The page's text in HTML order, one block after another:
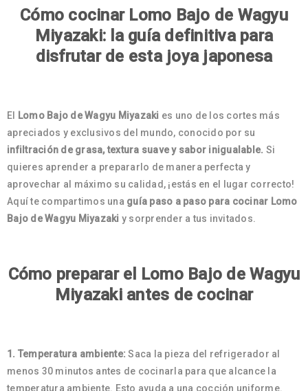
Cómo cocinar Lomo Bajo de Wagyu
Miyazaki: la guía definitiva para
disfrutar de esta joya japonesa
El Lomo Bajo de Wagyu Miyazaki es uno de los cortes más
apreciados y exclusivos del mundo, conocido por su
infiltración de grasa, textura suave y sabor inigualable. Si
quieres aprender a prepararlo de manera perfecta y
aprovechar al máximo su calidad, ¡estás en el lugar correcto!
Aquí te compartimos una guía paso a paso para cocinar Lomo
Bajo de Wagyu Miyazaki y sorprender a tus invitados.
Cómo preparar el Lomo Bajo de Wagyu
Miyazaki antes de cocinar
1. Temperatura ambiente: Saca la pieza del refrigerador al
menos 30 minutos antes de cocinarla para que alcance la
temperatura ambiente. Esto ayuda a una cocción uniforme.